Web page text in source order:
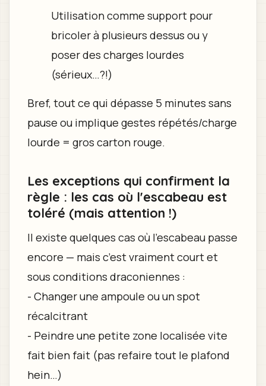
Utilisation comme support pour
bricoler à plusieurs dessus ou y
poser des charges lourdes
(sérieux…?!)
Bref, tout ce qui dépasse 5 minutes sans
pause ou implique gestes répétés/charge
lourde = gros carton rouge.
Les exceptions qui confirment la
règle : les cas où l'escabeau est
toléré (mais attention !)
Il existe quelques cas où l’escabeau passe
encore — mais c’est vraiment court et
sous conditions draconiennes :
- Changer une ampoule ou un spot
récalcitrant
- Peindre une petite zone localisée vite
fait bien fait (pas refaire tout le plafond
hein…)